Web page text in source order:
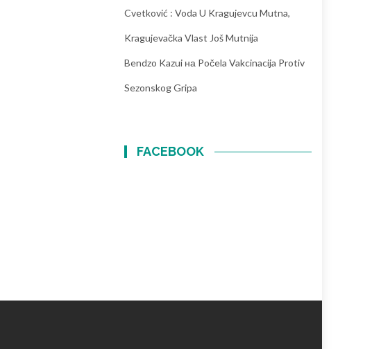
Cvetković : Voda U Kragujevcu Mutna,
Kragujevačka Vlast Još Mutnija
Bendzo Kazui на Počela Vakcinacija Protiv
Sezonskog Gripa
FACEBOOK